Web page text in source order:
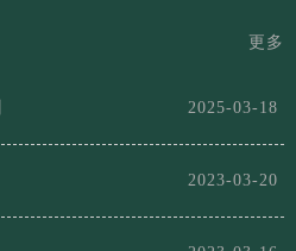
更多
2025-03-18
2023-03-20